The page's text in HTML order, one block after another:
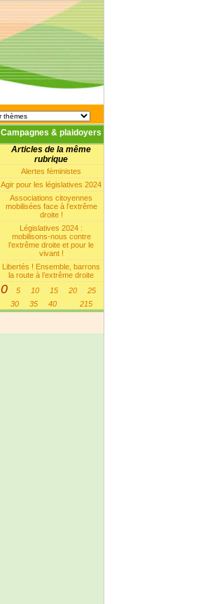
Campagnes & plaidoyers
Articles de la même
rubrique
Alertes féministes
Agir pour les législatives 2024
Associations citoyennes
mobilisées face à l’extrême
droite !
Législatives 2024 :
mobilisons-nous contre
l’extrême droite et pour le
vivant !
Libertés ! Ensemble, barrons
la route à l’extrême droite
0| 5 | 10 | 15 | 20 | 25 |
30 | 35 | 40 | | 215